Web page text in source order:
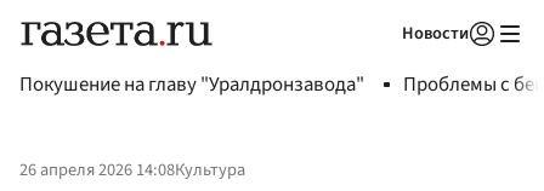
Новости
Покушение на главу "Уралдронзавода" Проблемы с
26 апреля 2026 14:08Культура